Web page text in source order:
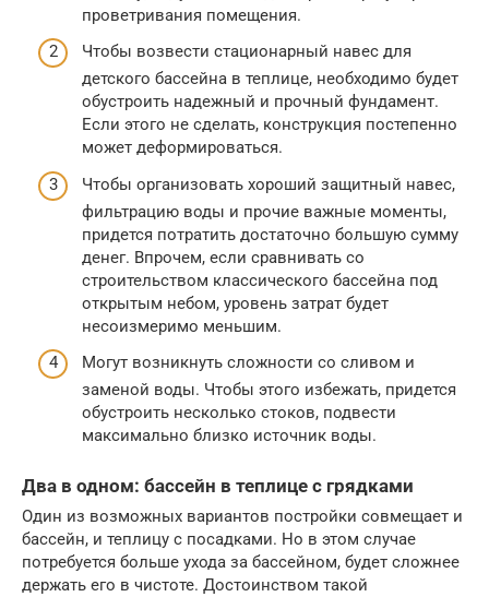
проветривания помещения.
Чтобы возвести стационарный навес для
детского бассейна в теплице, необходимо будет
обустроить надежный и прочный фундамент.
Если этого не сделать, конструкция постепенно
может деформироваться.
Чтобы организовать хороший защитный навес,
фильтрацию воды и прочие важные моменты,
придется потратить достаточно большую сумму
денег. Впрочем, если сравнивать со
строительством классического бассейна под
открытым небом, уровень затрат будет
несоизмеримо меньшим.
Могут возникнуть сложности со сливом и
заменой воды. Чтобы этого избежать, придется
обустроить несколько стоков, подвести
максимально близко источник воды.
Два в одном: бассейн в теплице с грядками
Один из возможных вариантов постройки совмещает и
бассейн, и теплицу с посадками. Но в этом случае
потребуется больше ухода за бассейном, будет сложнее
держать его в чистоте. Достоинством такой